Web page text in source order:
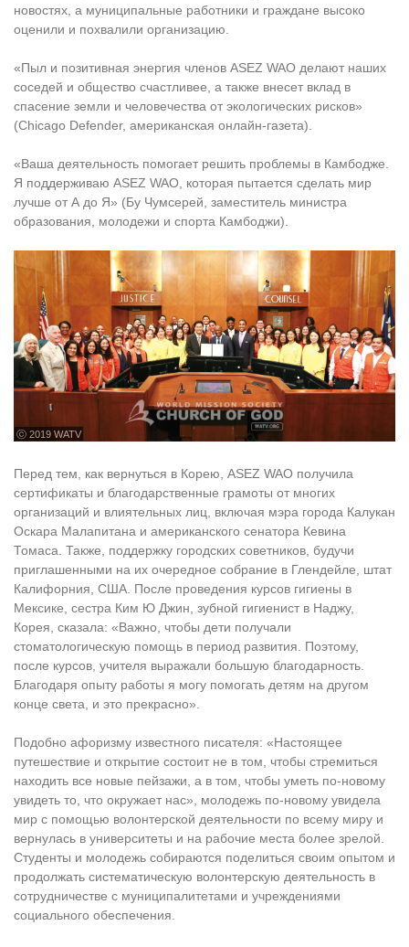
новостях, а муниципальные работники и граждане высоко
оценили и похвалили организацию.
«Пыл и позитивная энергия членов ASEZ WAO делают наших
соседей и общество счастливее, а также внесет вклад в
спасение земли и человечества от экологических рисков»
(Chicago Defender, американская онлайн-газета).
«Ваша деятельность помогает решить проблемы в Камбодже.
Я поддерживаю ASEZ WAO, которая пытается сделать мир
лучше от А до Я» (Бу Чумсерей, заместитель министра
образования, молодежи и спорта Камбоджи).
ⓒ 2019 WATV
Перед тем, как вернуться в Корею, ASEZ WAO получила
сертификаты и благодарственные грамоты от многих
организаций и влиятельных лиц, включая мэра города Калукан
Оскара Малапитана и американского сенатора Кевина
Томаса. Также, поддержку городских советников, будучи
приглашенными на их очередное собрание в Глендейле, штат
Калифорния, США. После проведения курсов гигиены в
Мексике, сестра Ким Ю Джин, зубной гигиенист в Наджу,
Корея, сказала: «Важно, чтобы дети получали
стоматологическую помощь в период развития. Поэтому,
после курсов, учителя выражали большую благодарность.
Благодаря опыту работы я могу помогать детям на другом
конце света, и это прекрасно».
Подобно афоризму известного писателя: «Настоящее
путешествие и открытие состоит не в том, чтобы стремиться
находить все новые пейзажи, а в том, чтобы уметь по-новому
увидеть то, что окружает нас», молодежь по-новому увидела
мир с помощью волонтерской деятельности по всему миру и
вернулась в университеты и на рабочие места более зрелой.
Студенты и молодежь собираются поделиться своим опытом и
продолжать систематическую волонтерскую деятельность в
сотрудничестве с муниципалитетами и учреждениями
социального обеспечения.